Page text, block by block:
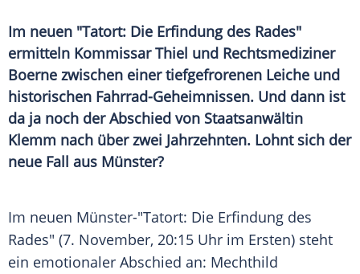
Im neuen "Tatort: Die Erfindung des Rades"
ermitteln Kommissar Thiel und Rechtsmediziner
Boerne zwischen einer tiefgefrorenen Leiche und
historischen Fahrrad-Geheimnissen. Und dann ist
da ja noch der Abschied von Staatsanwältin
Klemm nach über zwei Jahrzehnten. Lohnt sich der
neue Fall aus Münster?
Im neuen Münster-"Tatort: Die Erfindung des
Rades" (7. November, 20:15 Uhr im Ersten) steht
ein emotionaler Abschied an: Mechthild